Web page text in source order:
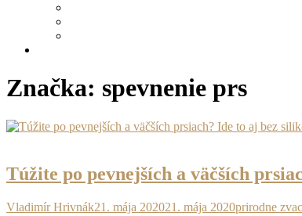
Značka: spevnenie prs
?>
Túžite po pevnejších a väčších
Autor
Vladimír HrivnákPublikované
21. mája 202021. mája 2020Značky
prirodne